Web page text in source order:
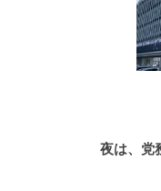
夜は、党